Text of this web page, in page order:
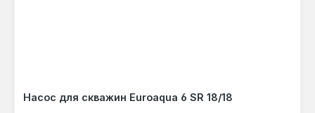
Насос для скважин Euroaqua 6 SR 18/18